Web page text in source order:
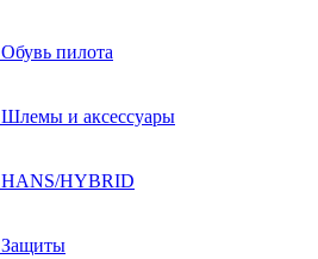
Обувь пилота
Шлемы и аксессуары
HANS/HYBRID
Защиты